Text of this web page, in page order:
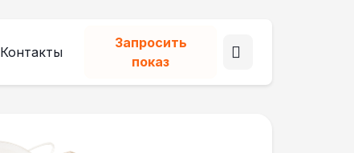
Контакты
Запросить
показ